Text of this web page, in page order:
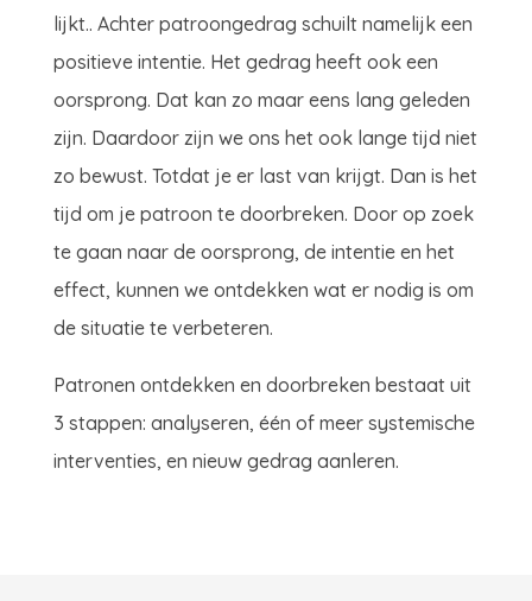
lijkt.. Achter patroongedrag schuilt namelijk een
positieve intentie. Het gedrag heeft ook een
oorsprong. Dat kan zo maar eens lang geleden
zijn. Daardoor zijn we ons het ook lange tijd niet
zo bewust. Totdat je er last van krijgt. Dan is het
tijd om je patroon te doorbreken. Door op zoek
te gaan naar de oorsprong, de intentie en het
effect, kunnen we ontdekken wat er nodig is om
de situatie te verbeteren.
Patronen ontdekken en doorbreken bestaat uit
3 stappen: analyseren, één of meer systemische
interventies, en nieuw gedrag aanleren.